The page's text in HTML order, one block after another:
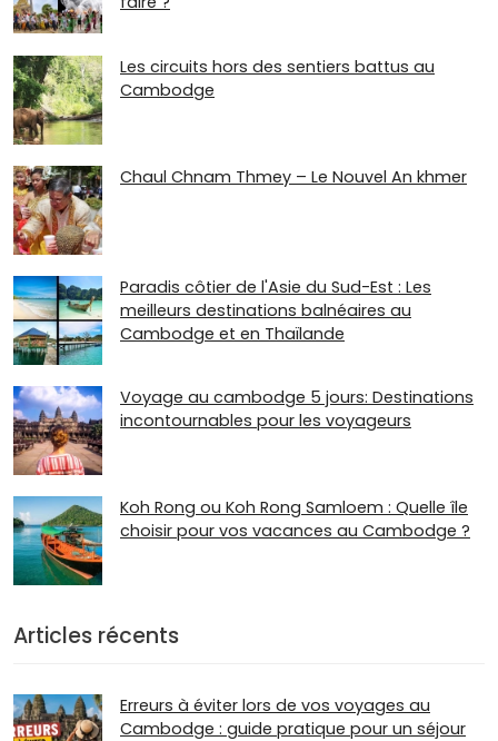
Les circuits hors des sentiers battus au
Cambodge
Chaul Chnam Thmey – Le Nouvel An khmer
Paradis côtier de l'Asie du Sud-Est : Les
meilleurs destinations balnéaires au
Cambodge et en Thaïlande
Voyage au cambodge 5 jours: Destinations
incontournables pour les voyageurs
Koh Rong ou Koh Rong Samloem : Quelle île
choisir pour vos vacances au Cambodge ?
Articles récents
Erreurs à éviter lors de vos voyages au
Cambodge : guide pratique pour un séjour